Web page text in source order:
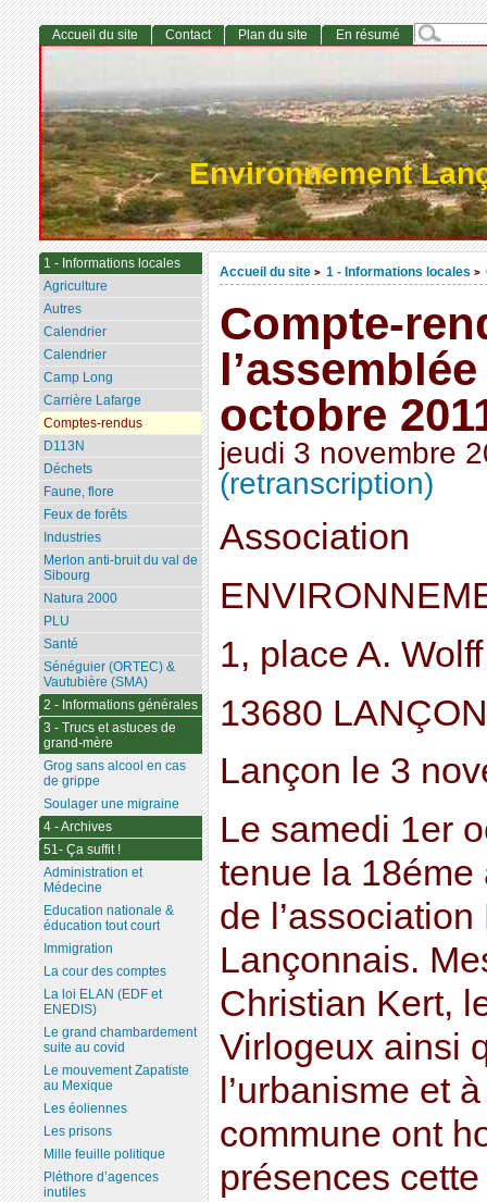
Environnement
Accueil du site > 1 - Informations locales >
Compte-
octobre
jeudi 3 novembre
(retranscription)
Association
1, place A. Wolff
13680
Lançon le 3
Le samedi 1er
tenue la
de
Lançonnais.
Christian Kert,
Virlogeux ainsi
l’urbanisme et
commune ont
présences
Accueil du site Contact Plan du site En résumé
1 - Informations locales
Agriculture
Autres
Calendrier
Calendrier
Camp Long
Carrière Lafarge
Comptes-rendus
D113N
Déchets
Faune, flore
Feux de forêts
Industries
Merlon anti-bruit du val de
Sibourg
Natura 2000
PLU
Santé
Sénéguier (ORTEC) &
Vautubière (SMA)
2 - Informations générales
3 - Trucs et astuces de
grand-mère
Grog sans alcool en cas
de grippe
Soulager une migraine
4 - Archives
51- Ça suffit !
Administration et
Médecine
Education nationale &
éducation tout court
Immigration
La cour des comptes
La loi ELAN (EDF et
ENEDIS)
Le grand chambardement
suite au covid
Le mouvement Zapatiste
au Mexique
Les éoliennes
Les prisons
Mille feuille politique
Pléthore d’agences
inutiles